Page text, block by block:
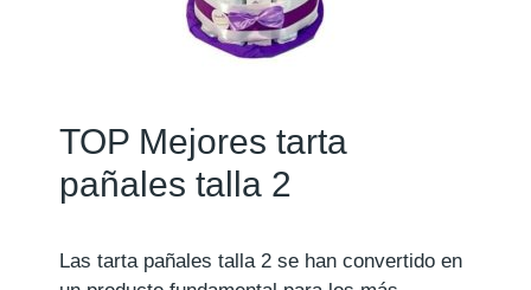
TOP Mejores tarta
pañales talla 2
Las tarta pañales talla 2 se han convertido en